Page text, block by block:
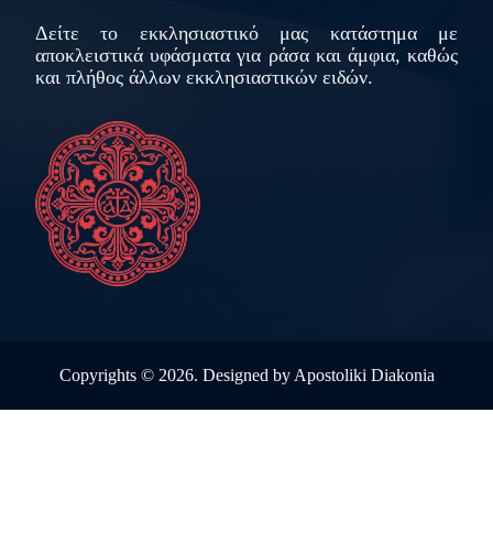
Δείτε το εκκλησιαστικό μας κατάστημα με
αποκλειστικά υφάσματα για ράσα και άμφια, καθώς
και πλήθος άλλων εκκλησιαστικών ειδών.
Copyrights © 2026. Designed by Apostoliki Diakonia